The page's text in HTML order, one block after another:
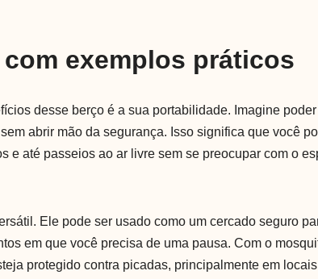
exemplos práticos
desse berço é a sua portabilidade. Imagine
abrir mão da segurança. Isso significa que você
e até passeios ao ar livre sem se preocupar com o
Ele pode ser usado como um cercado seguro
em que você precisa de uma pausa. Com o
protegido contra picadas, principalmente em